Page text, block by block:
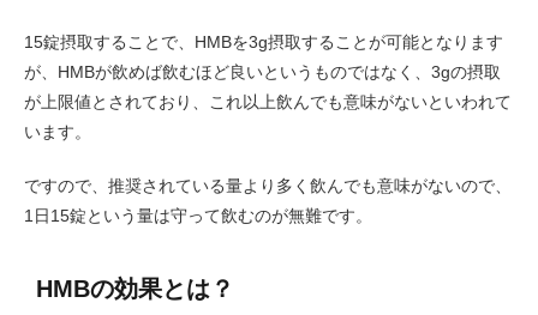
15錠摂取することで、HMBを3g摂取することが可能となります
が、HMBが飲めば飲むほど良いというものではなく、3gの摂取
が上限値とされており、これ以上飲んでも意味がないといわれて
います。
ですので、推奨されている量より多く飲んでも意味がないので、
1日15錠という量は守って飲むのが無難です。
HMBの効果とは？